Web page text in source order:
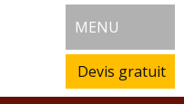
MENU
Devis gratuit